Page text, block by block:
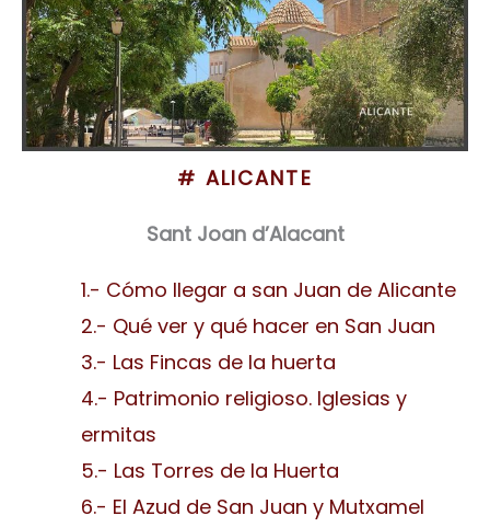
# ALICANTE
Sant Joan d’Alacant
1.- Cómo llegar a san Juan de Alicante
2.- Qué ver y qué hacer en San Juan
3.- Las Fincas de la huerta
4.- Patrimonio religioso. Iglesias y
ermitas
5.- Las Torres de la Huerta
6.- El Azud de San Juan y Mutxamel